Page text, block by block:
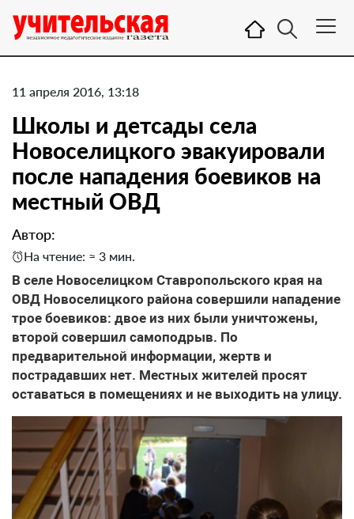
11 апреля 2016, 13:18
Школы и детсады села
Новоселицкого эвакуировали
после нападения боевиков на
местный ОВД
Автор:
На чтение: ≈ 3 мин.
В селе Новоселицком Ставропольского края на
ОВД Новоселицкого района совершили нападение
трое боевиков: двое из них были уничтожены,
второй совершил самоподрыв. По
предварительной информации, жертв и
пострадавших нет. Местных жителей просят
оставаться в помещениях и не выходить на улицу.